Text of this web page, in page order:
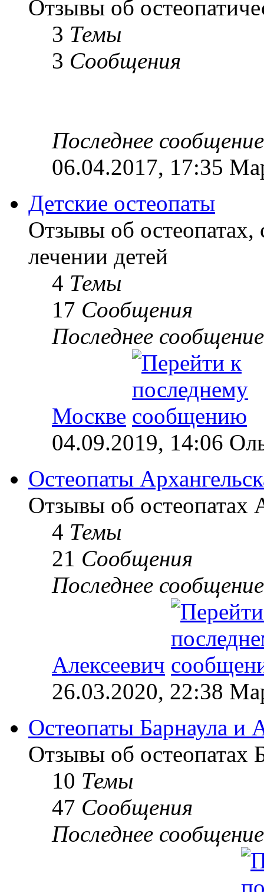
Отзывы об
3 Темы
3 Сообщения
Последнее сообщение
06.04.2017, 17:35
Детские остеопаты
Отзывы об
лечении детей
4 Темы
17 Сообщения
Последнее сообщение
Москве
04.09.2019, 14:06
Остеопаты
Отзывы об остеопатах
4 Темы
21 Сообщения
Последнее сообщение
Алексеевич
26.03.2020, 22:38
Остеопаты Барнаула и
Отзывы об остеопатах
10 Темы
47 Сообщения
Последнее сообщение